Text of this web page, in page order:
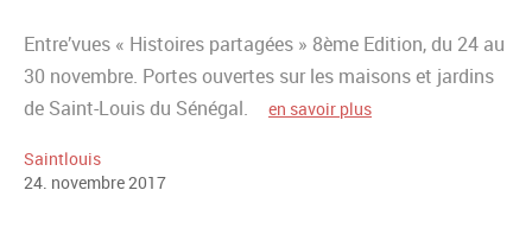
Entre’vues « Histoires partagées » 8ème Edition, du 24 au
30 novembre. Portes ouvertes sur les maisons et jardins
de Saint-Louis du Sénégal.
en savoir plus
Saintlouis
24. novembre2017